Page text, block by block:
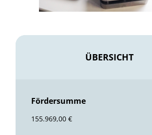
ÜBERSICHT
Fördersumme
155.969,00 €